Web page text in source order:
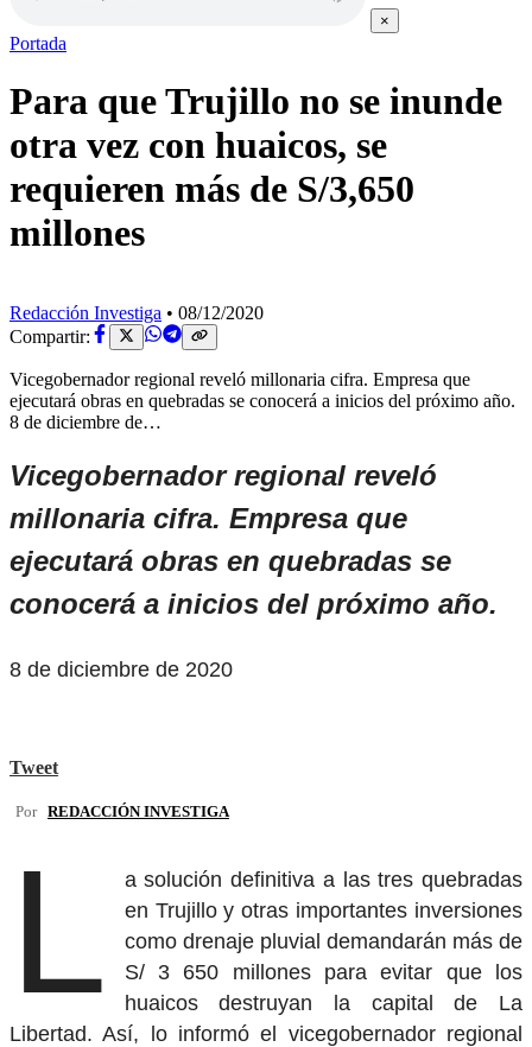
×
Portada
Para que Trujillo no se inunde
otra vez con huaicos, se
requieren más de S/3,650
millones
Redacción Investiga • 08/12/2020
Compartir:
Vicegobernador regional reveló millonaria cifra. Empresa que
ejecutará obras en quebradas se conocerá a inicios del próximo año.
8 de diciembre de…
Vicegobernador regional reveló
millonaria cifra. Empresa que
ejecutará obras en quebradas se
conocerá a inicios del próximo año.
8 de diciembre de 2020
Tweet
Por REDACCIÓN INVESTIGA
L
a solución definitiva a las tres quebradas
en Trujillo y otras importantes inversiones
como drenaje pluvial demandarán más de
S/ 3 650 millones para evitar que los
huaicos destruyan la capital de La
Libertad. Así, lo informó el vicegobernador regional